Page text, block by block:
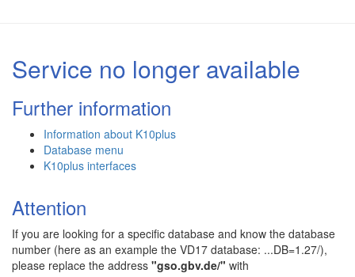
Service no longer available
Further information
Information about K10plus
Database menu
K10plus interfaces
Attention
If you are looking for a specific database and know the database
number (here as an example the VD17 database: ...DB=1.27/),
please replace the address "gso.gbv.de/" with